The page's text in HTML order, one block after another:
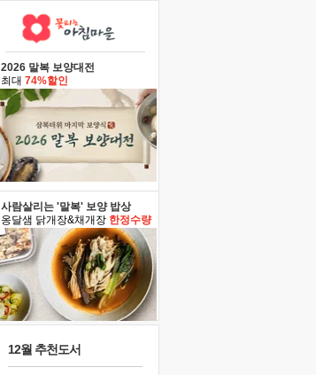
2026 말복 보양대전
최대 74%할인
사람살리는 '말복' 보양 밥상
옹달샘 닭개장&채개장 한정수량
12월 추천도서